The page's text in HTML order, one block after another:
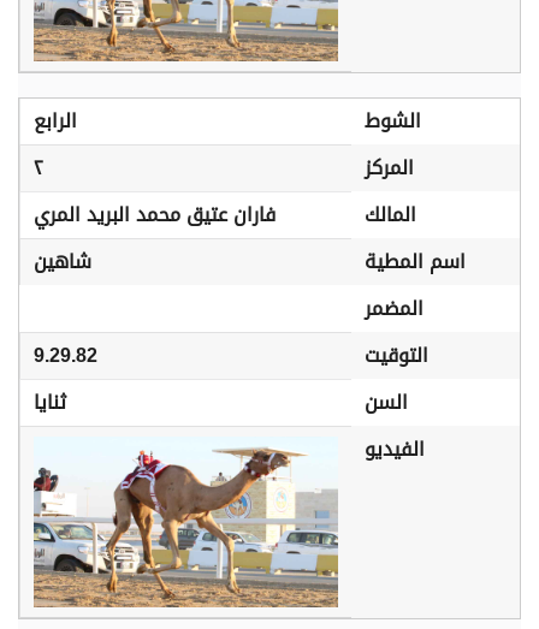
الشوط
الرابع
المركز
٢
المالك
فاران عتيق محمد البريد المري
اسم المطية
شاهين
المضمر
التوقيت
9.29.82
السن
ثنايا
الفيديو